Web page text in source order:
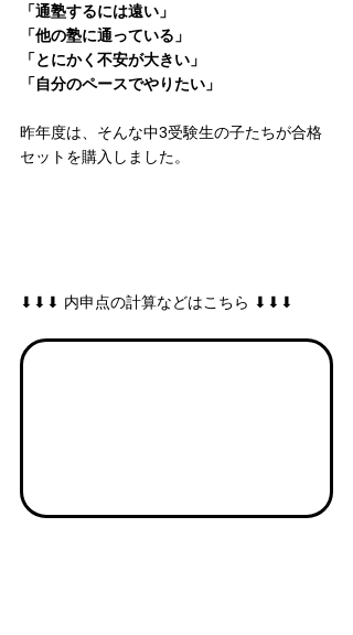
「通塾するには遠い」
「他の塾に通っている」
「とにかく不安が大きい」
「自分のペースでやりたい」
昨年度は、そんな中3受験生の子たちが合格
セットを購入しました。
⬇︎⬇︎⬇︎ 内申点の計算などはこちら ⬇︎⬇︎⬇︎